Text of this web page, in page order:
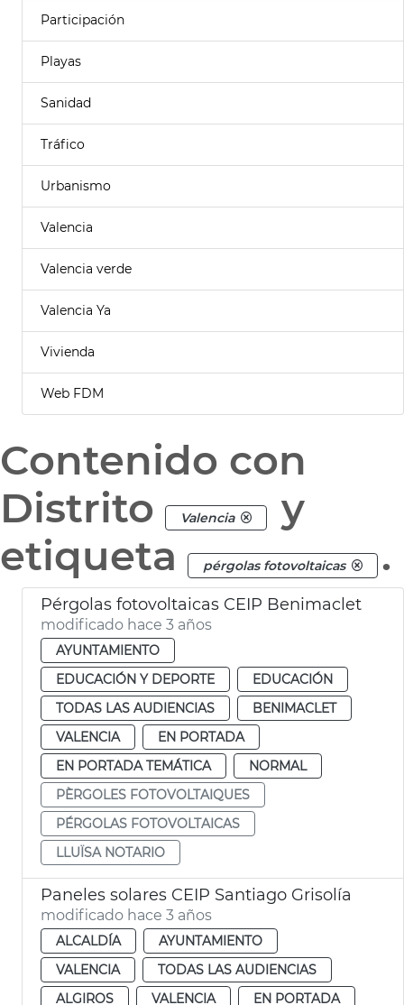
Participación
Playas
Sanidad
Tráfico
Urbanismo
Valencia
Valencia verde
Valencia Ya
Vivienda
Web FDM
Contenido con
Distrito
Valencia
y
etiqueta
pérgolas fotovoltaicas .
Pérgolas fotovoltaicas CEIP Benimaclet
modificado hace 3 años
AYUNTAMIENTO
EDUCACIÓN Y DEPORTE
EDUCACIÓN
TODAS LAS AUDIENCIAS
BENIMACLET
VALENCIA
EN PORTADA
EN PORTADA TEMÁTICA
NORMAL
PÈRGOLES FOTOVOLTAIQUES
PÉRGOLAS FOTOVOLTAICAS
LLUÏSA NOTARIO
Paneles solares CEIP Santiago Grisolía
modificado hace 3 años
ALCALDÍA
AYUNTAMIENTO
VALENCIA
TODAS LAS AUDIENCIAS
ALGIROS
VALENCIA EN PORTADA